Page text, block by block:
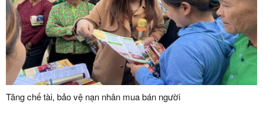
Tăng chế tài, bảo vệ nạn nhân mua bán người